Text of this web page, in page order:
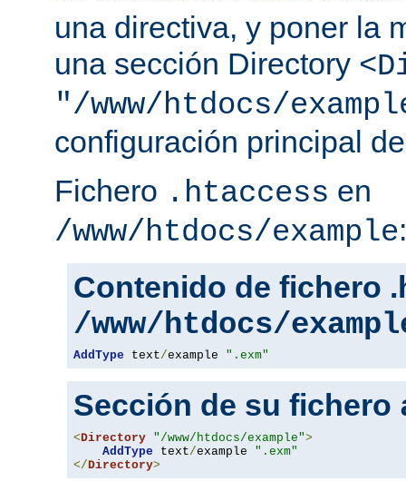
una directiva, y poner la
una sección Directory
"/www/htdocs/
configuración principal
Fichero .htaccess en
/www/htdocs/example:
Contenido de fichero
/www/htdocs/
AddType text/example ".exm"
Sección de su fichero
<Directory "/www/htdocs/example">
AddType text/example ".exm"
</Directory>